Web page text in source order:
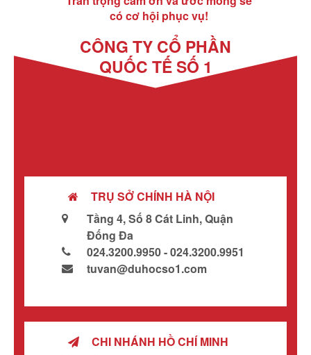
có cơ hội phục vụ!
CÔNG TY CỔ PHẦN
QUỐC TẾ SỐ 1
TRỤ SỞ CHÍNH HÀ NỘI
Tầng 4, Số 8 Cát Linh, Quận
Đống Đa
024.3200.9950 - 024.3200.9951
tuvan@duhocso1.com
CHI NHÁNH HỒ CHÍ MINH